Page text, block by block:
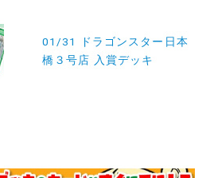
01/31 ドラゴンスター日本
橋３号店 入賞デッキ